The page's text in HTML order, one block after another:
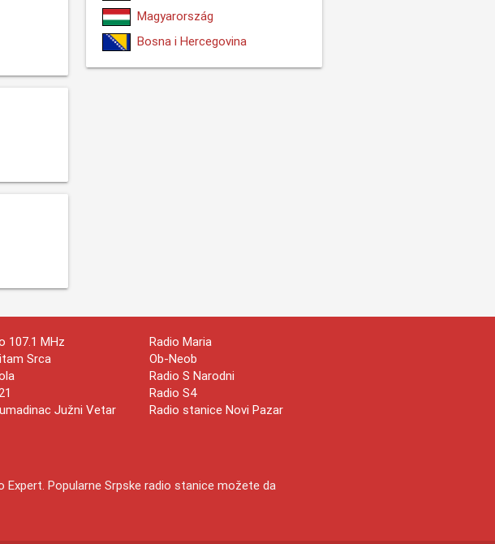
Magyarország
Bosna i Hercegovina
107.1 MHz
Srca
Južni Vetar
Radio Maria
Ob-Neob
Radio S Narodni
Radio S4
Radio stanice Novi Pazar
Popularne Srpske radio stanice možete da